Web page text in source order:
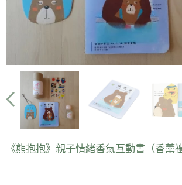
《熊抱抱》親子情緒香氣互動書（香薰